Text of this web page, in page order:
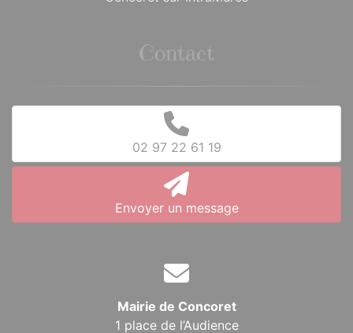
Contact
02 97 22 61 19
Envoyer un message
Mairie de Concoret
1 place de l’Audience